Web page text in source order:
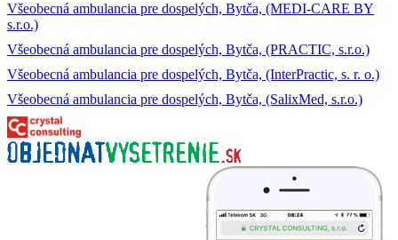
Všeobecná ambulancia pre dospelých, Bytča, (MEDI-CARE BY
s.r.o.)
Všeobecná ambulancia pre dospelých, Bytča, (PRACTIC, s.r.o.)
Všeobecná ambulancia pre dospelých, Bytča, (InterPractic, s. r. o.)
Všeobecná ambulancia pre dospelých, Bytča, (SalixMed, s.r.o.)